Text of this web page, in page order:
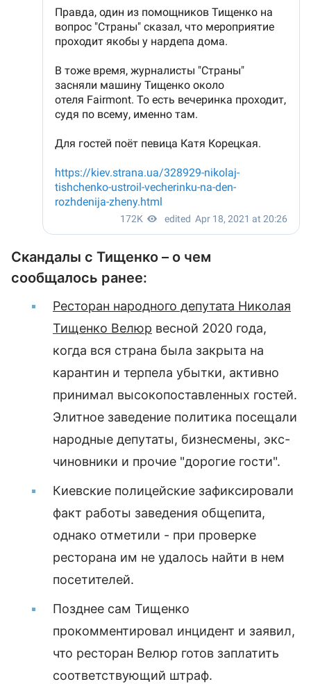
Скандалы с Тищенко – о чем
сообщалось ранее:
Ресторан народного депутата Николая
Тищенко Велюр весной 2020 года,
когда вся страна была закрыта на
карантин и терпела убытки, активно
принимал высокопоставленных гостей.
Элитное заведение политика посещали
народные депутаты, бизнесмены, экс-
чиновники и прочие "дорогие гости".
Киевские полицейские зафиксировали
факт работы заведения общепита,
однако отметили - при проверке
ресторана им не удалось найти в нем
посетителей.
Позднее сам Тищенко
прокомментировал инцидент и заявил,
что ресторан Велюр готов заплатить
соответствующий штраф.